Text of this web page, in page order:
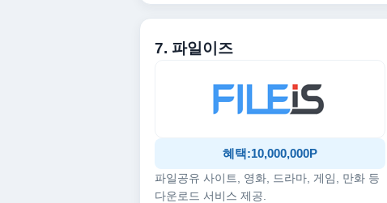
7. 파일이즈
혜택:10,000,000P
파일공유 사이트, 영화, 드라마, 게임, 만화 등
다운로드 서비스 제공.